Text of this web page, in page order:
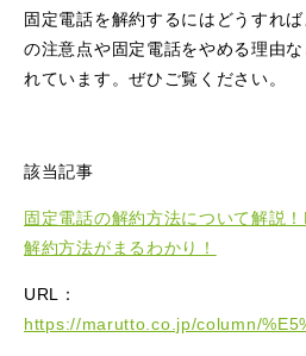
固定電話を解約するにはどうすれ
の注意点や固定電話をやめる理由
れています。ぜひご覧ください。
該当記事
固定電話の解約方法について解説
解約方法がまるわかり！
URL：
https://marutto.co.jp/column/